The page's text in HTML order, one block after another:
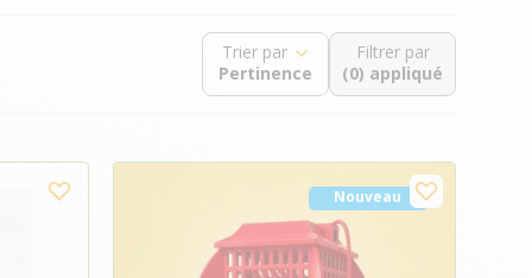
Trier par
Filtrer par
(0) appliqué
Nouveau